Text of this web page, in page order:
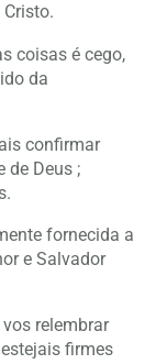
coisas é cego,
da
confirmar
de Deus ;
fornecida a
e Salvador
relembrar
firmes